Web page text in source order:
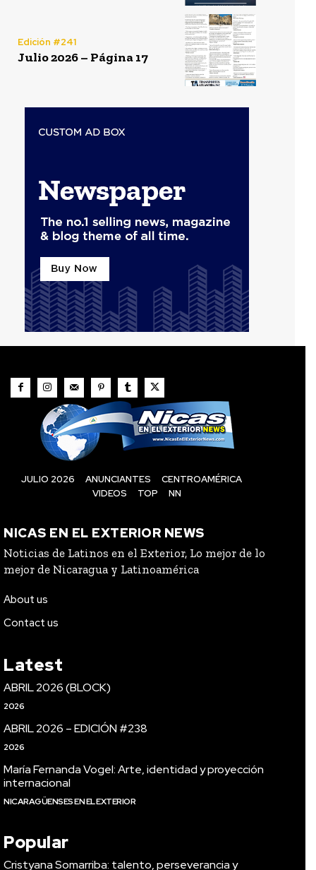
Edición #241
Julio 2026 – Página 17
JULIO 2026 ANUNCIANTES
CENTROAMÉRICA
VIDEOS
TOP NN
NICAS EN EL EXTERIOR NEWS
Noticias de Latinos en el Exterior, Lo mejor de lo
mejor de Nicaragua y Latinoamérica
About us
Contact us
Latest
ABRIL 2026 (BLOCK)
2026
ABRIL 2026 – EDICIÓN #238
2026
María Fernanda Vogel: Arte, identidad y proyección
internacional
NICARAGÜENSES EN EL EXTERIOR
Popular
Cristyana Somarriba: talento, perseverancia y